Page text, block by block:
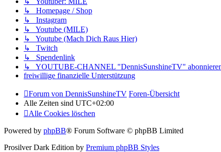
↳ Homepage / Shop
↳ Instagram
↳ Youtube (MILE)
↳ Youtube (Mach Dich Raus Hier)
↳ Twitch
↳ Spendenlink
↳ YOUTUBE-CHANNEL "DennisSunshineTV"
freiwillige finanzielle Unterstützung
Forum von DennisSunshineTV Foren-Übersicht
Alle Zeiten sind UTC+02:00
Alle Cookies löschen
Powered by phpBB® Forum Software © phpBB Limited
Prosilver Dark Edition by Premium phpBB Styles